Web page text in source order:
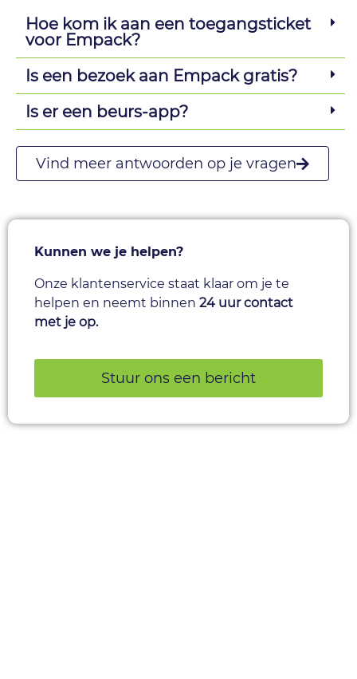
Hoe kom ik aan een toegangsticket
voor Empack?
Is een bezoek aan Empack gratis?
Is er een beurs-app?
Vind meer antwoorden op je vragen
Kunnen we je helpen?
Onze klantenservice staat klaar om je te
helpen en neemt binnen 24 uur contact
met je op.
Stuur ons een bericht